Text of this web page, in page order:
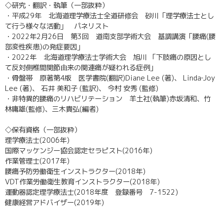
◇研究・翻訳・執筆（一部抜粋）
・平成29年 北海道理学療法士全道研修会 砂川「理学療法士とし
て行う様々な活動」 パネリスト
・2022年2月26日 第3回 道南支部学術大会 基調講演「腰痛(腰
部変性疾患)の発症要因」
・2022年 北海道理学療法士学術大会 旭川 「下肢痛の原因とし
て反対側椎間関節由来の関連痛が疑われる症例」
・骨盤帯 原著第4版 医学書院(翻訳)Diane Lee (著)、 Linda‐Joy
Lee (著)、 石井 美和子 (監訳)、 今村 安秀 (監修)
・非特異的腰痛のリハビリテーション 羊土社(執筆)赤坂清和、竹
林庸雄(監修)、三木貴弘(編者)
◇保有資格（一部抜粋）
理学療法士(2006年)
国際マッケンジー協会認定セラピスト(2016年)
作業管理士(2017年)
腰痛予防労働衛生インストラクター(2018年)
VDT作業労働衛生教育インストラクター(2018年)
運動器認定理学療法士(2018年度 登録番号 7-1522)
健康経営アドバイザー(2019年)